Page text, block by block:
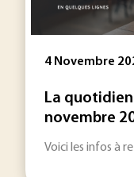
4 Novembre
La
novembre
Voici les infos à